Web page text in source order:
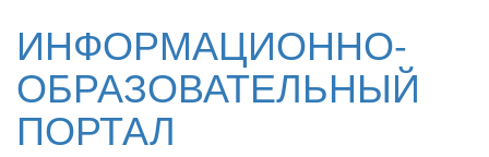
ИНФОРМАЦИОННО-
ОБРАЗОВАТЕЛЬНЫЙ
ПОРТАЛ